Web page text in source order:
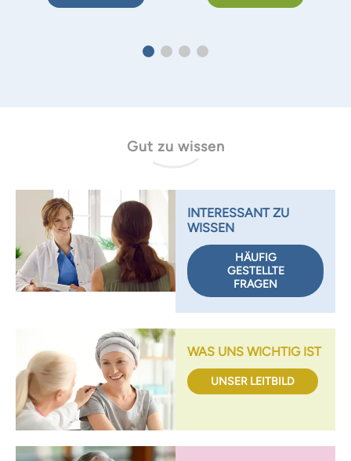
Gut zu wissen
INTERESSANT ZU
WISSEN
HÄUFIG
GESTELLTE
FRAGEN
WAS UNS WICHTIG IST
UNSER LEITBILD